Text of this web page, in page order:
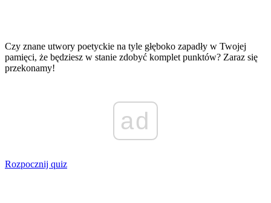
Czy znane utwory poetyckie na tyle głęboko zapadły w Twojej
pamięci, że będziesz w stanie zdobyć komplet punktów? Zaraz się
przekonamy!
ad
Rozpocznij quiz